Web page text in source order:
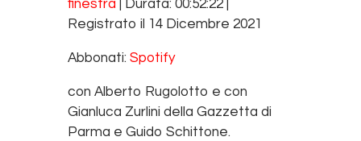
Spotify
RSS FEED
SHARE
finestra
Durata: 00:52:22
Registrato il 14 Dicembre 2021
Abbonati: Spotify
con Alberto Rugolotto e con
Gianluca Zurlini della Gazzetta di
Parma e Guido Schittone.